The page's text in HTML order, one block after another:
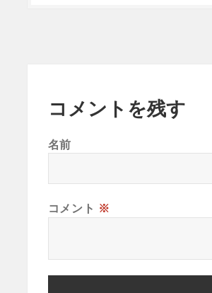
コメントを残す
名前
コメント ※